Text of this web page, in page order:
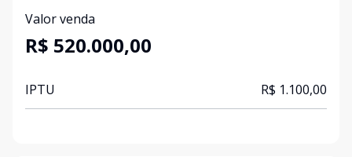
Valor venda
R$ 520.000,00
IPTU R$ 1.100,00